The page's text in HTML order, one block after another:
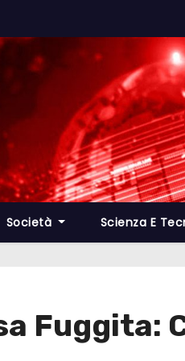
Società Scienza E
Fuggita: